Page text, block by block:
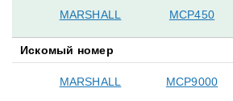
MARSHALL MCP450
Искомый номер
MARSHALL MCP9000